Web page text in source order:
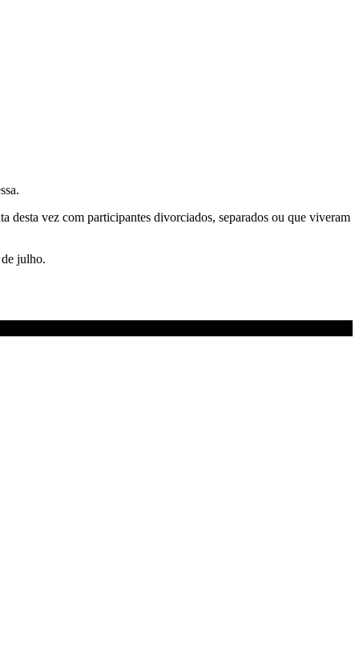
desta vez com participantes divorciados, separados ou que viveram
julho.